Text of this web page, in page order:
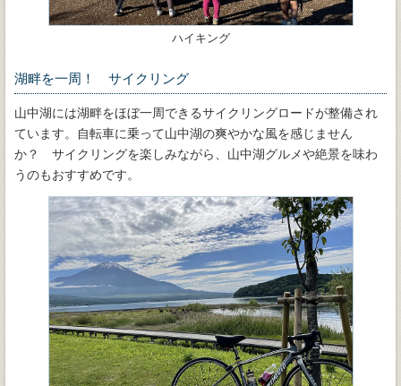
ハイキング
湖畔を一周！ サイクリング
山中湖には湖畔をほぼ一周できるサイクリングロードが整備され
ています。自転車に乗って山中湖の爽やかな風を感じません
か？ サイクリングを楽しみながら、山中湖グルメや絶景を味わ
うのもおすすめです。